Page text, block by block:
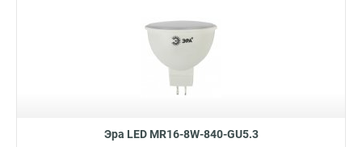
Эра LED MR16-8W-840-GU5.3